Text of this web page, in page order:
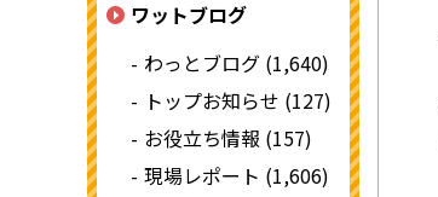
ワットブログ
わっとブログ (1,640)
トップお知らせ (127)
お役立ち情報 (157)
現場レポート (1,606)